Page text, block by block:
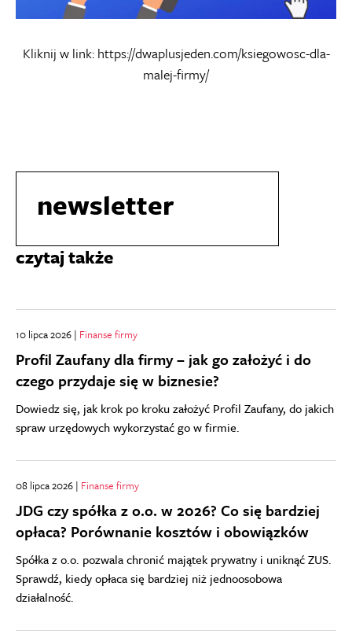
Kliknij w link: https://dwaplusjeden.com/ksiegowosc-dla-
malej-firmy/
newsletter
czytaj także
10 lipca 2026 | Finanse firmy
Profil Zaufany dla firmy – jak go założyć i do
czego przydaje się w biznesie?
Dowiedz się, jak krok po kroku założyć Profil Zaufany, do jakich
spraw urzędowych wykorzystać go w firmie.
08 lipca 2026 | Finanse firmy
JDG czy spółka z o.o. w 2026? Co się bardziej
opłaca? Porównanie kosztów i obowiązków
Spółka z o.o. pozwala chronić majątek prywatny i uniknąć ZUS.
Sprawdź, kiedy opłaca się bardziej niż jednoosobowa
działalność.